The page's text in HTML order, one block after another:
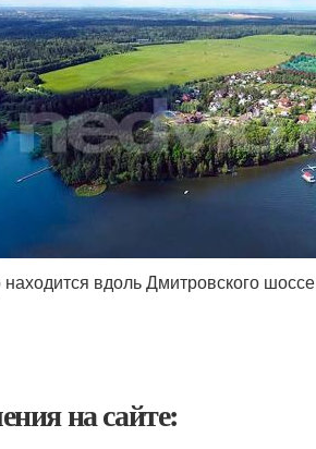
вдоль Дмитровского
на сайте: